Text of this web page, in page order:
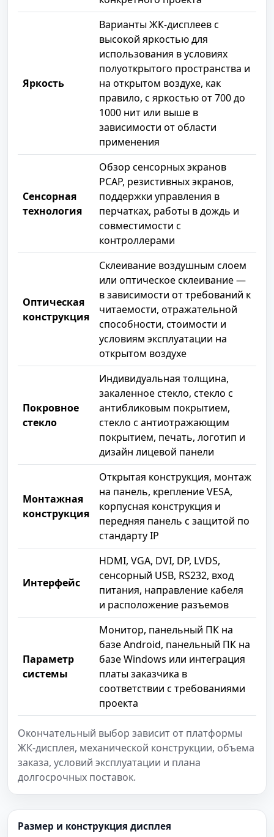
Яркость
Варианты ЖК-дисплеев с
высокой яркостью для
использования в условиях
полуоткрытого пространства и
на открытом воздухе, как
правило, с яркостью от 700 до
1000 нит или выше в
зависимости от области
применения
Сенсорная
технология
Обзор сенсорных экранов
PCAP, резистивных экранов,
поддержки управления в
перчатках, работы в дождь и
совместимости с
контроллерами
Оптическая
конструкция
Склеивание воздушным слоем
или оптическое склеивание —
в зависимости от требований к
читаемости, отражательной
способности, стоимости и
условиям эксплуатации на
открытом воздухе
Покровное
стекло
Индивидуальная толщина,
закаленное стекло, стекло с
антибликовым покрытием,
стекло с антиотражающим
покрытием, печать, логотип и
дизайн лицевой панели
Монтажная
конструкция
Открытая конструкция, монтаж
на панель, крепление VESA,
корпусная конструкция и
передняя панель с защитой по
стандарту IP
Интерфейс
HDMI, VGA, DVI, DP, LVDS,
сенсорный USB, RS232, вход
питания, направление кабеля
и расположение разъемов
Параметр
системы
Монитор, панельный ПК на
базе Android, панельный ПК на
базе Windows или интеграция
платы заказчика в
соответствии с требованиями
проекта
Окончательный выбор зависит от платформы
ЖК-дисплея, механической конструкции, объема
заказа, условий эксплуатации и плана
долгосрочных поставок.
Размер и конструкция дисплея